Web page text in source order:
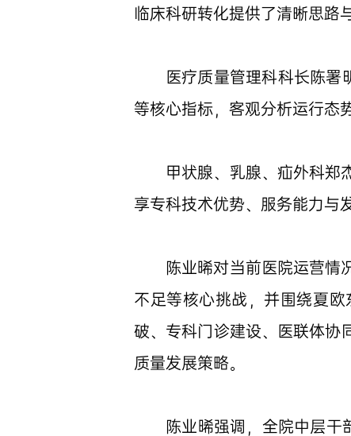
临床科研转化提供了清晰思路
医疗质量管理科科长陈
等核心指标，客观分析运行态
甲状腺、乳腺、疝外科郑
享专科技术优势、服务能力与
陈业晞对当前医院运营情
不足等核心挑战，并围绕夏
破、专科门诊建设、医联体协
质量发展策略。
陈业晞强调，全院中层干